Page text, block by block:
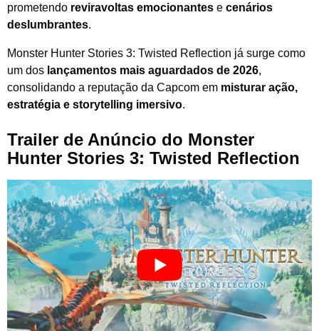
prometendo reviravoltas emocionantes e cenários
deslumbrantes.
Monster Hunter Stories 3: Twisted Reflection já surge como
um dos lançamentos mais aguardados de 2026,
consolidando a reputação da Capcom em misturar ação,
estratégia e storytelling imersivo.
Trailer de Anúncio do Monster
Hunter Stories 3: Twisted Reflection